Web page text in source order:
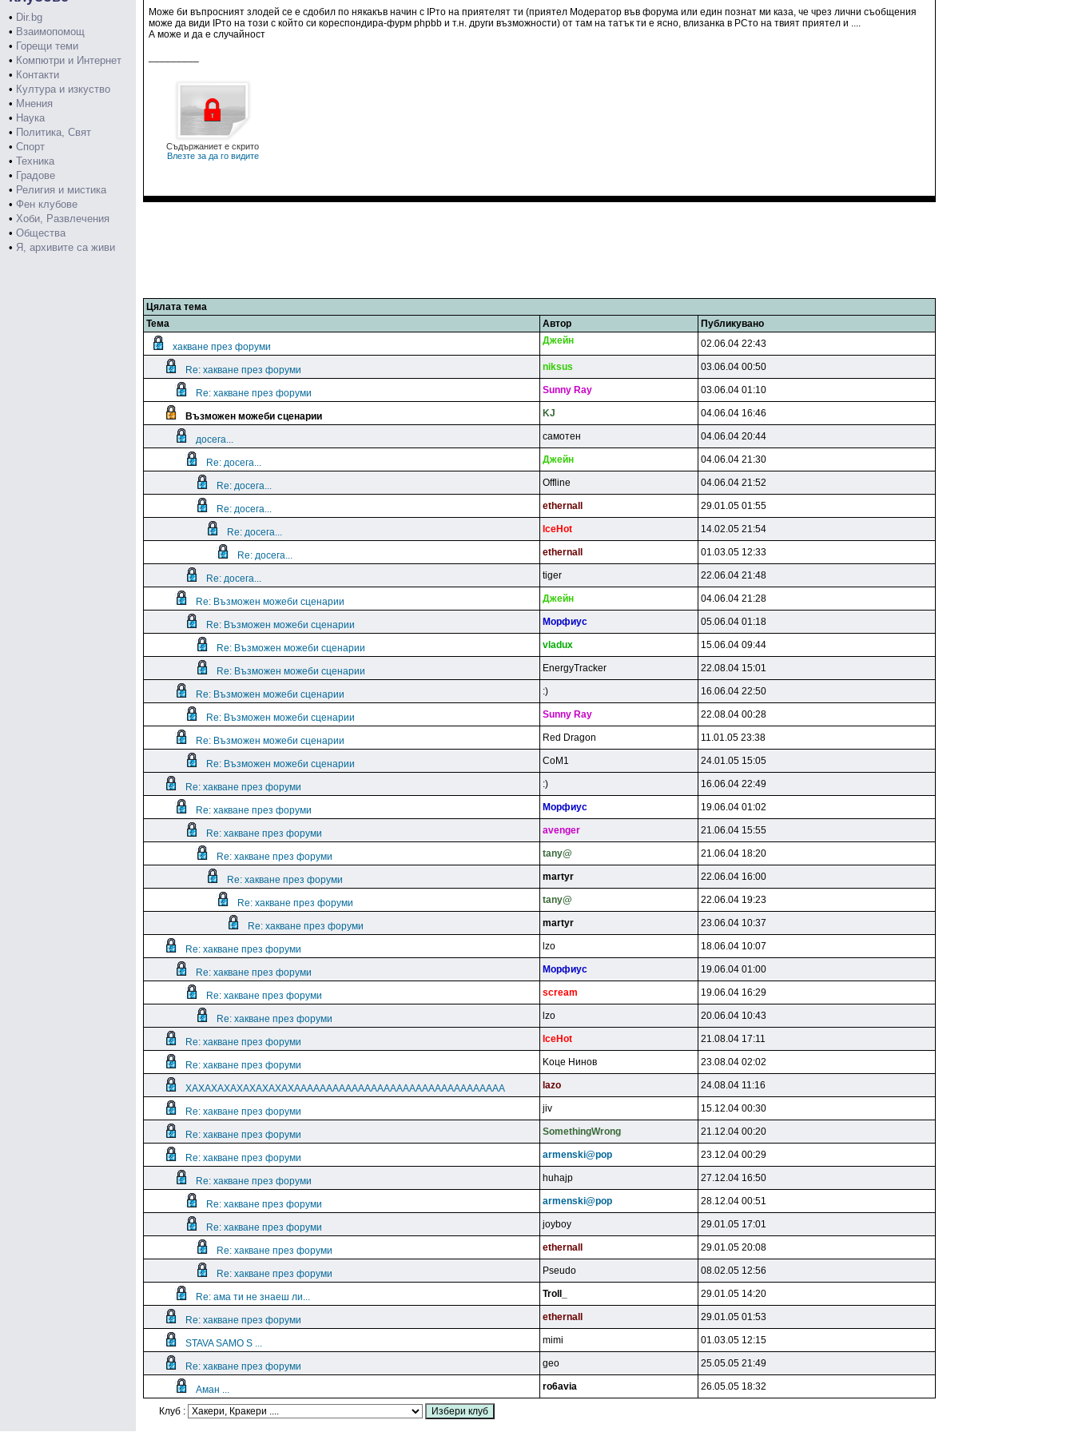
• Dir.bg
• Взаимопомощ
• Горещи теми
• Компютри и Интернет
• Контакти
• Култура и изкуство
• Мнения
• Наука
• Политика, Свят
• Спорт
• Техника
• Градове
• Религия и мистика
• Фен клубове
• Хоби, Развлечения
• Общества
• Я, архивите са живи
Може би въпросният злодей се е сдобил по някакъв начин с IPто на приятелят ти (приятел Модератор във форума или един познат ми каза, че чрез лични съобщения
може да види IPто на този с който си кореспондира-фурм phpbb и т.н. други възможности) от там на татък ти е ясно, влизанка в PCто на твият приятел и ....
А може и да е случайност
Съдържаниет е скрито
Влезте за да го видите
Цялата тема
Тема
Автор Публикувано
хакване през форуми
Джeйн 02.06.04 22:43
Re: хакване през форуми niksus 03.06.04 00:50
Re: хакване през форуми Sunny Ray 03.06.04 01:10
Възможен можеби сценарии KJ 04.06.04 16:46
досега... caмoтeн 04.06.04 20:44
Re: досега... Джeйн 04.06.04 21:30
Re: досега... Offline 04.06.04 21:52
Re: досега... ethernall 29.01.05 01:55
Re: досега... lceHot 14.02.05 21:54
Re: досега... ethernall 01.03.05 12:33
Re: досега... tiger 22.06.04 21:48
Re: Възможен можеби сценарии Джeйн 04.06.04 21:28
Re: Възможен можеби сценарии Mopфиyc 05.06.04 01:18
Re: Възможен можеби сценарии vladux 15.06.04 09:44
Re: Възможен можеби сценарии EnergyTracker 22.08.04 15:01
Re: Възможен можеби сценарии :) 16.06.04 22:50
Re: Възможен можеби сценарии Sunny Ray 22.08.04 00:28
Re: Възможен можеби сценарии Red Dragon 11.01.05 23:38
Re: Възможен можеби сценарии CoM1 24.01.05 15:05
Re: хакване през форуми :) 16.06.04 22:49
Re: хакване през форуми Mopфиyc 19.06.04 01:02
Re: хакване през форуми avenger 21.06.04 15:55
Re: хакване през форуми tany@ 21.06.04 18:20
Re: хакване през форуми martyr 22.06.04 16:00
Re: хакване през форуми tany@ 22.06.04 19:23
Re: хакване през форуми martyr 23.06.04 10:37
Re: хакване през форуми lzo 18.06.04 10:07
Re: хакване през форуми Mopфиyc 19.06.04 01:00
Re: хакване през форуми scream 19.06.04 16:29
Re: хакване през форуми lzo 20.06.04 10:43
Re: хакване през форуми lceHot 21.08.04 17:11
Re: хакване през форуми Koцe Hинoв 23.08.04 02:02
XAXAXAXAXAXAXAXAXAAAAAAAAAAAAAAAAAAAAAAAAAAAAAAAAA lazo 24.08.04 11:16
Re: хакване през форуми jiv 15.12.04 00:30
Re: хакване през форуми SomethingWrong 21.12.04 00:20
Re: хакване през форуми armenski@pop 23.12.04 00:29
Re: хакване през форуми huhajp 27.12.04 16:50
Re: хакване през форуми armenski@pop 28.12.04 00:51
Re: хакване през форуми joyboy 29.01.05 17:01
Re: хакване през форуми ethernall 29.01.05 20:08
Re: хакване през форуми Pseudo 08.02.05 12:56
Re: ама ти не знаеш ли... Troll_ 29.01.05 14:20
Re: хакване през форуми ethernall 29.01.05 01:53
STAVA SAMO S ... mimi 01.03.05 12:15
Re: хакване през форуми geo 25.05.05 21:49
Аман ... ro6avia 26.05.05 18:32
Клуб :